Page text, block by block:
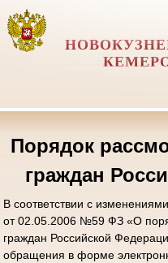
Порядок
граждан
В соответствии с
от 02.05.2006 №59 ФЗ «О
граждан Российской
обращения в форме